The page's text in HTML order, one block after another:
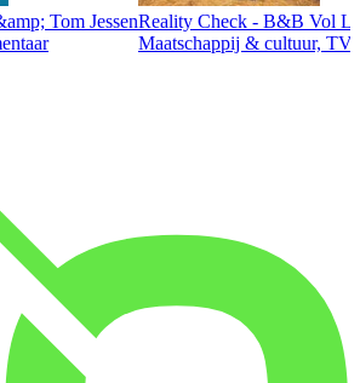
Tom JessenReality Check - B&B Vol
Maatschappij & cultuur,